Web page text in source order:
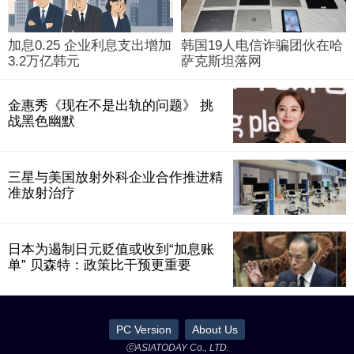
加息0.25 企业利息支出增加
3.2万亿韩元
韩国19人电信诈骗团伙在哈
萨克斯坦落网
金惠秀《现在不是出轨的问题》 挑
战黑色幽默
三星与美国放射外科企业合作推进精
准放射治疗
日本为遏制日元贬值或收到“加息账
单” 贝森特：政策比干预更重要
PC Version About Us
ⓒASIATODAY Co., LTD.